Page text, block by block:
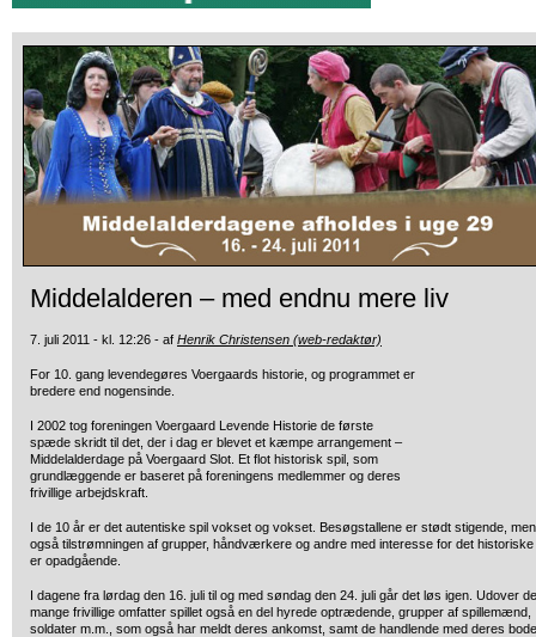
Middelalderen – med endnu mere liv
7. juli 2011 - kl. 12:26 - af Henrik Christensen (web-redaktør)
For 10. gang levendegøres Voergaards historie, og programmet er
bredere end nogensinde.
I 2002 tog foreningen Voergaard Levende Historie de første
spæde skridt til det, der i dag er blevet et kæmpe arrangement –
Middelalderdage på Voergaard Slot. Et flot historisk spil, som
grundlæggende er baseret på foreningens medlemmer og deres
frivillige arbejdskraft.
I de 10 år er det autentiske spil vokset og vokset. Besøgstallene er stødt stigende, men
også tilstrømningen af grupper, håndværkere og andre med interesse for det historiske
er opadgående.
I dagene fra lørdag den 16. juli til og med søndag den 24. juli går det løs igen. Udover de
mange frivillige omfatter spillet også en del hyrede optrædende, grupper af spillemænd,
soldater m.m., som også har meldt deres ankomst, samt de handlende med deres